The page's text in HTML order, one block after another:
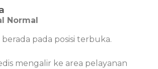
Normal
pada posisi terbuka.
mengalir ke area pelayanan